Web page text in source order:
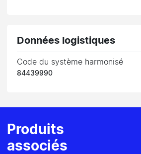
Données logistiques
Code du système harmonisé
84439990
Produits
associés